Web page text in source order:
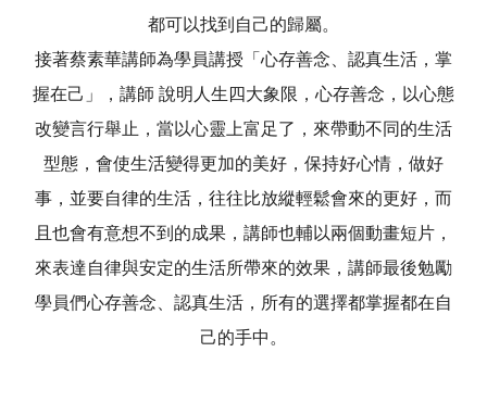
都可以找到自己的歸屬。
接著蔡素華講師為學員講授「心存善念、認真生活，掌
握在己」，講師 說明人生四大象限，心存善念，以心態
改變言行舉止，當以心靈上富足了，來帶動不同的生活
型態，會使生活變得更加的美好，保持好心情，做好
事，並要自律的生活，往往比放縱輕鬆會來的更好，而
且也會有意想不到的成果，講師也輔以兩個動畫短片，
來表達自律與安定的生活所帶來的效果，講師最後勉勵
學員們心存善念、認真生活，所有的選擇都掌握都在自
己的手中。